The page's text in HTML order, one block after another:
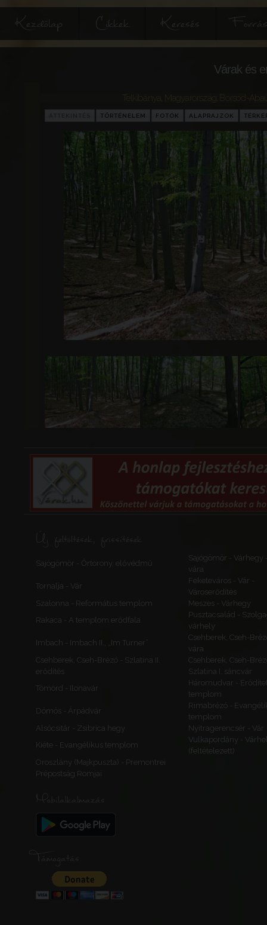
Kezdőlap Cikkek Keresés
Várak és
Telkibánya Magyarország
TÖRTÉNELEM FOTÓK ALAPRAJZOK
Új feltöltések, frissítések
Sajógömör - Őrtorony, elővédmű
Sajógömör - Várhegy
vára
Tornalja - Vár
Feketeváros - Vár -
Városerődítés
Szalonna - Református templom
Meszes - Várhegy
Rakaca - A templom erődfala
Pusztacsalád -
várhely
Imbach - Imbach II., „Im Turner”
Csehberek, Cseh-
vára
Csehberek, Cseh-Brézó - Szlatina II.
erődítés
Csehberek, Cseh-
Szlatina I. sáncvár
Tömörd - Ilonavár
Háromudvar -
templom
Dömös - Árpádvár
Rimabrézó -
templom
Alsócsitár - Zsibrica hegy
Nyitragerencsér - Vár
Kiéte - Evangélikus templom
Vulkapordány -
(feltételezett)
Oroszlány (Majkpuszta) - Premontrei
Prépostság Romjai
Mobilalkalmazás
Támogatás